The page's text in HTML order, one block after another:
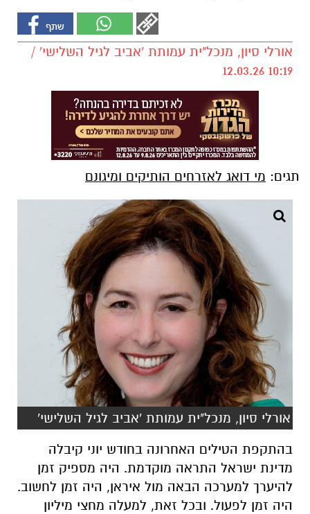
אורלי סיון, מנכל"ית עמותת 'אביב לגיל השלישי' /
10:19 12.03.26
תגים: מי דואג לאזרחים הותיקים ומיגונם
אורלי סיון, מנכל"ית עמותת 'אביב לגיל השלישי'
בהתקפת הטילים האחרונה בחודש יוני קיבלה
מדינת ישראל התראה מוקדמת. היה מספיק זמן
להיערך למערכה הבאה מול איראן, היה זמן לחשוב.
היה זמן לפעול. ובכל זאת, למעלה מחצי מיליון